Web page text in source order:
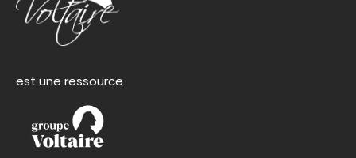
est une ressource